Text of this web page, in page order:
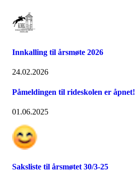
Innkalling til årsmøte 2026
24.02.2026
Påmeldingen til rideskolen er åpnet!
01.06.2025
Saksliste til årsmøtet 30/3-25